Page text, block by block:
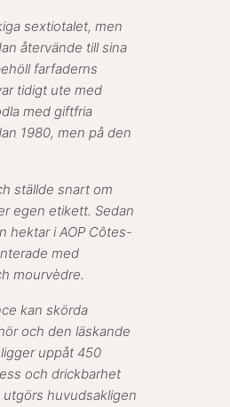
sextiotalet, men
återvände till sina
farfaderns
tidigt ute med
med giftfria
1980, men på den
ställde snart om
egen etikett. Sedan
hektar i AOP Côtes-
med
mourvèdre.
kan skörda
och den läskande
uppåt 450
och drickbarhet
huvudsakligen